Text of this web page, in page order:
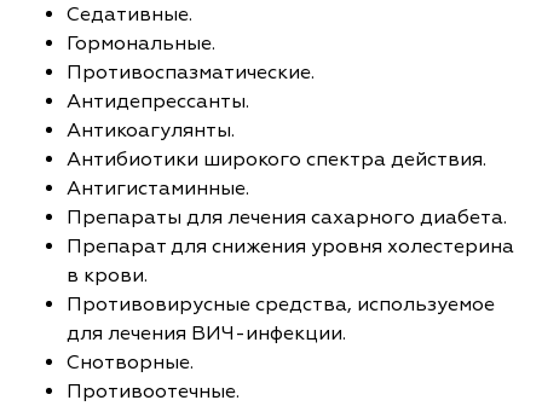
Седативные.
Гормональные.
Противоспазматические.
Антидепрессанты.
Антикоагулянты.
Антибиотики широкого спектра действия.
Антигистаминные.
Препараты для лечения сахарного диабета.
Препарат для снижения уровня холестерина
в крови.
Противовирусные средства, используемое
для лечения ВИЧ-инфекции.
Снотворные.
Противоотечные.